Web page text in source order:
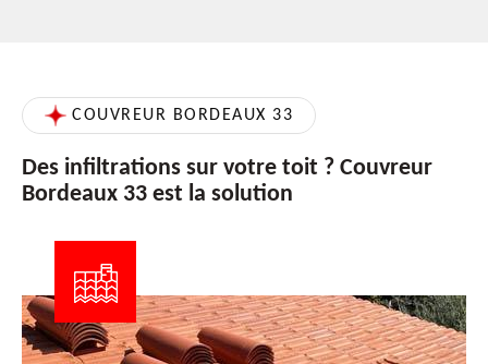
COUVREUR BORDEAUX 33
Des infiltrations sur votre toit ? Couvreur
Bordeaux 33 est la solution